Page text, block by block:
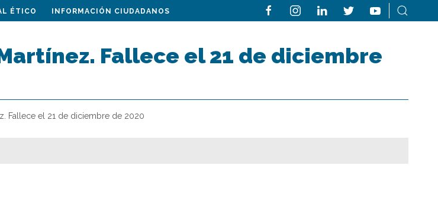
ÉTICO INFORMACIÓN CIUDADANOS
Fallece el 21 de diciembre
Fallece el 21 de diciembre de 2020